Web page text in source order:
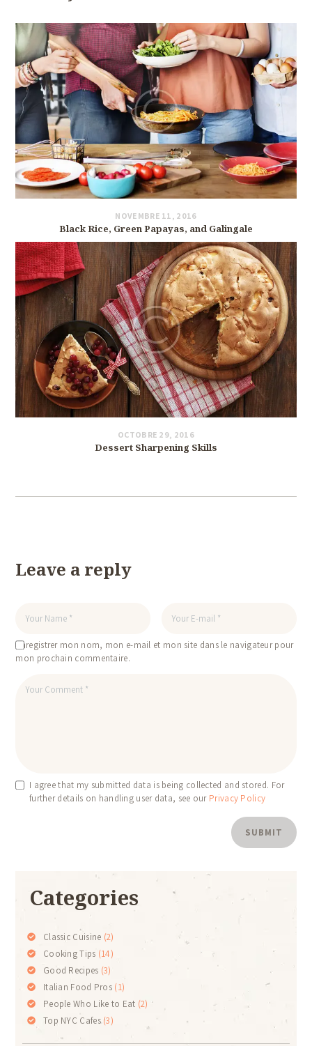
NOVEMBRE 11, 2016
Black Rice, Green Papayas, and Galingale
OCTOBRE 29, 2016
Dessert Sharpening Skills
Leave a reply
Enregistrer mon nom, mon e-mail et mon site dans le navigateur pour
mon prochain commentaire.
I agree that my submitted data is being collected and stored. For
further details on handling user data, see our Privacy Policy
Categories
Classic Cuisine (2)
Cooking Tips (14)
Good Recipes (3)
Italian Food Pros (1)
People Who Like to Eat (2)
Top NYC Cafes(3)